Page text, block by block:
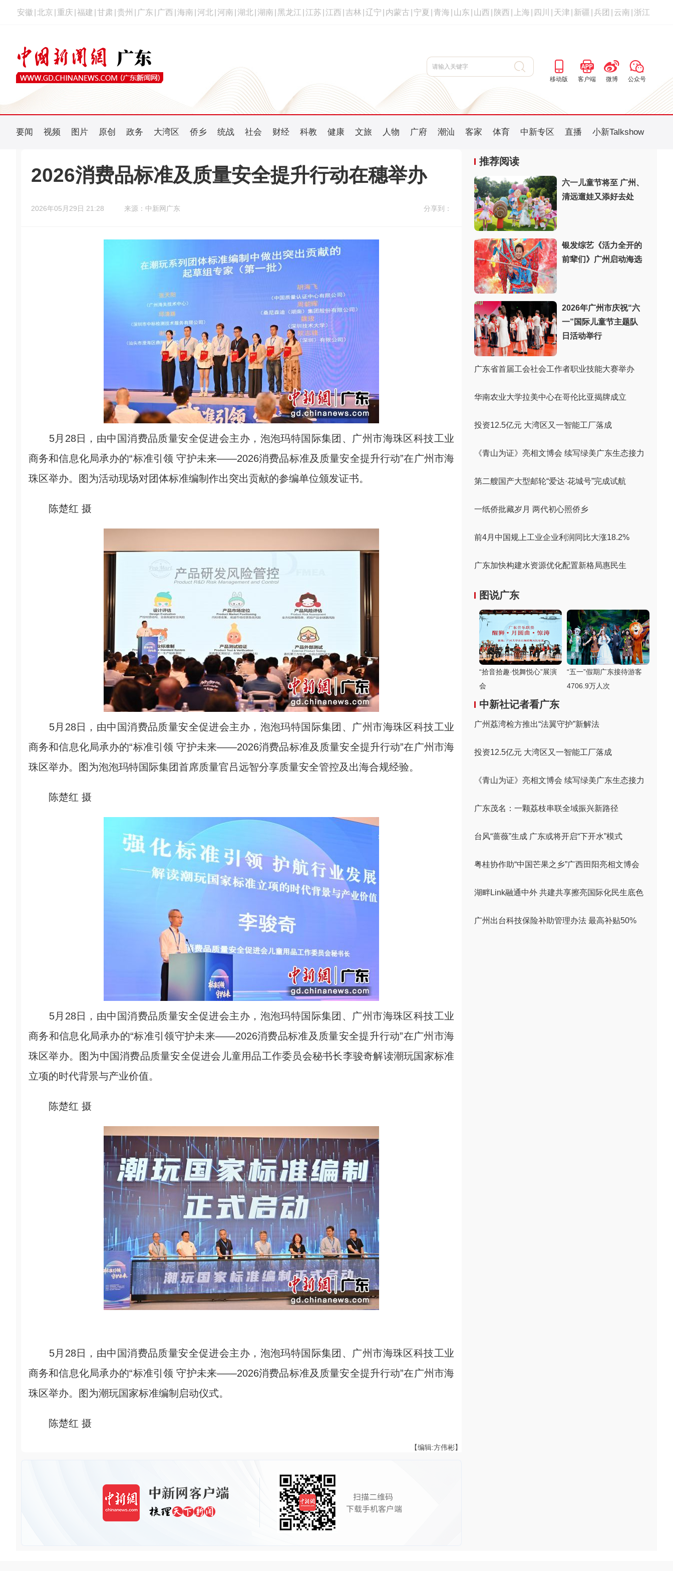
安徽 北京 重庆 福建 甘肃 贵州 广东 广西 海南 河北 河南 湖北 湖南 黑龙江 江苏 江西 吉林 辽宁 内蒙古 宁夏 青海 山东 山西 陕西 上海 四川 天津 新疆 兵团 云南 浙江
移动版 客户端 微博 公众号
要闻 视频 图片 原创 政务 大湾区 侨乡 统战 社会 财经 科教 健康 文旅 人物 广府 潮汕 客家 体育 中新专区 直播 小新Talkshow
2026消费品标准及质量安全提升行动在穗举办
2026年05月29日 21:28 来源：中新网广东 分享到：
5月28日，由中国消费品质量安全促进会主办，泡泡玛特国际集团、广州市海珠区科技工业
商务和信息化局承办的“标准引领 守护未来——2026消费品标准及质量安全提升行动”在广州市海
珠区举办。图为活动现场对团体标准编制作出突出贡献的参编单位颁发证书。
陈楚红 摄
5月28日，由中国消费品质量安全促进会主办，泡泡玛特国际集团、广州市海珠区科技工业
商务和信息化局承办的“标准引领 守护未来——2026消费品标准及质量安全提升行动”在广州市海
珠区举办。图为泡泡玛特国际集团首席质量官吕远智分享质量安全管控及出海合规经验。
陈楚红 摄
5月28日，由中国消费品质量安全促进会主办，泡泡玛特国际集团、广州市海珠区科技工业
商务和信息化局承办的“标准引领守护未来——2026消费品标准及质量安全提升行动”在广州市海
珠区举办。图为中国消费品质量安全促进会儿童用品工作委员会秘书长李骏奇解读潮玩国家标准
立项的时代背景与产业价值。
陈楚红 摄
5月28日，由中国消费品质量安全促进会主办，泡泡玛特国际集团、广州市海珠区科技工业
商务和信息化局承办的“标准引领 守护未来——2026消费品标准及质量安全提升行动”在广州市海
珠区举办。图为潮玩国家标准编制启动仪式。
陈楚红 摄
【编辑:方伟彬】
推荐阅读
六一儿童节将至 广州、
清远遛娃又添好去处
银发综艺《活力全开的
前辈们》广州启动海选
2026年广州市庆祝“六
一”国际儿童节主题队
日活动举行
广东省首届工会社会工作者职业技能大赛举办
华南农业大学拉美中心在哥伦比亚揭牌成立
投资12.5亿元 大湾区又一智能工厂落成
《青山为证》亮相文博会 续写绿美广东生态接力
第二艘国产大型邮轮“爱达·花城号”完成试航
一纸侨批藏岁月 两代初心照侨乡
前4月中国规上工业企业利润同比大涨18.2%
广东加快构建水资源优化配置新格局惠民生
图说广东
“拾音拾趣·悦舞悦心”展演
会
“五一”假期广东接待游客
4706.9万人次
中新社记者看广东
广州荔湾检方推出“法翼守护”新解法
投资12.5亿元 大湾区又一智能工厂落成
《青山为证》亮相文博会 续写绿美广东生态接力
广东茂名：一颗荔枝串联全域振兴新路径
台风“蔷薇”生成 广东或将开启“下开水”模式
粤桂协作助“中国芒果之乡”广西田阳亮相文博会
湖畔Link融通中外 共建共享擦亮国际化民生底色
广州出台科技保险补助管理办法 最高补贴50%